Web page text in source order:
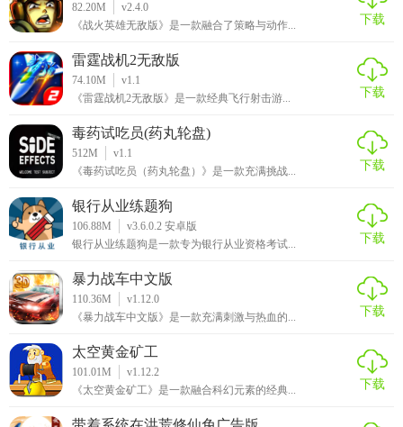
82.20M
v2.4.0
《战火英雄无敌版》是一款融合了策略与动作...
下载
雷霆战机2无敌版
74.10M
v1.1
《雷霆战机2无敌版》是一款经典飞行射击游...
下载
毒药试吃员(药丸轮盘)
512M
v1.1
《毒药试吃员（药丸轮盘）》是一款充满挑战...
下载
银行从业练题狗
106.88M
v3.6.0.2 安卓版
银行从业练题狗是一款专为银行从业资格考试...
下载
暴力战车中文版
110.36M
v1.12.0
《暴力战车中文版》是一款充满刺激与热血的...
下载
太空黄金矿工
101.01M
v1.12.2
《太空黄金矿工》是一款融合科幻元素的经典...
下载